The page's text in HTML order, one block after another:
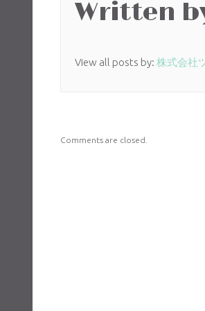
Written
View all posts by: 株式会社
Comments are closed.